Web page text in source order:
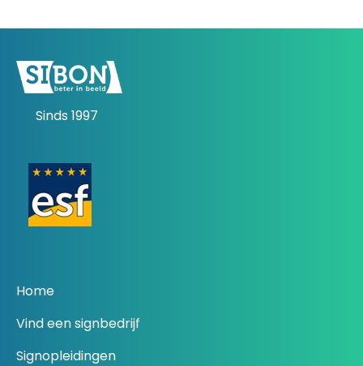
Sinds 1997
Home
Vind een signbedrijf
Signopleidingen